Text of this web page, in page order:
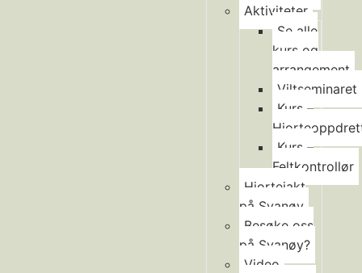
Aktiviteter
Se alle
kurs og
arrangement
Viltseminaret
Kurs –
Kurs –
Feltkontrollør
Hjortejakt
på Svanøy
Besøke oss
på Svanøy?
Video